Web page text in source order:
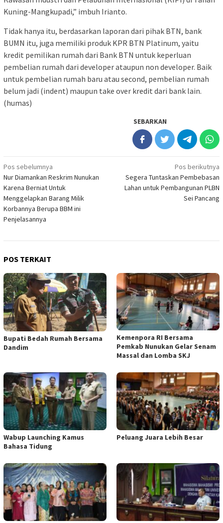
Kuning-Mangkupadi,” imbuh Irianto.
Tidak hanya itu, berdasarkan laporan dari pihak BTN, bank
BUMN itu, juga memiliki produk KPR BTN Platinum, yaitu
kredit pemilikan rumah dari Bank BTN untuk keperluan
pembelian rumah dari developer ataupun non developer. Baik
untuk pembelian rumah baru atau second, pembelian rumah
belum jadi (indent) maupun take over kredit dari bank lain.
(humas)
SEBARKAN
Navigasi
pos
Pos sebelumnya
Nur Diamankan Reskrim Nunukan
Karena Berniat Untuk
Menggelapkan Barang Milik
Korbannya Berupa BBM ini
Penjelasannya
Pos berikutnya
Segera Tuntaskan Pembebasan
Lahan untuk Pembangunan PLBN
Sei Pancang
POS TERKAIT
Bupati Bedah Rumah Bersama
Dandim
Kemenpora RI Bersama
Pemkab Nunukan Gelar Senam
Massal dan Lomba SKJ
Wabup Launching Kamus
Bahasa Tidung
Peluang Juara Lebih Besar